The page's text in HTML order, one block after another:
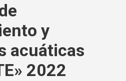
y
acuáticas
2022